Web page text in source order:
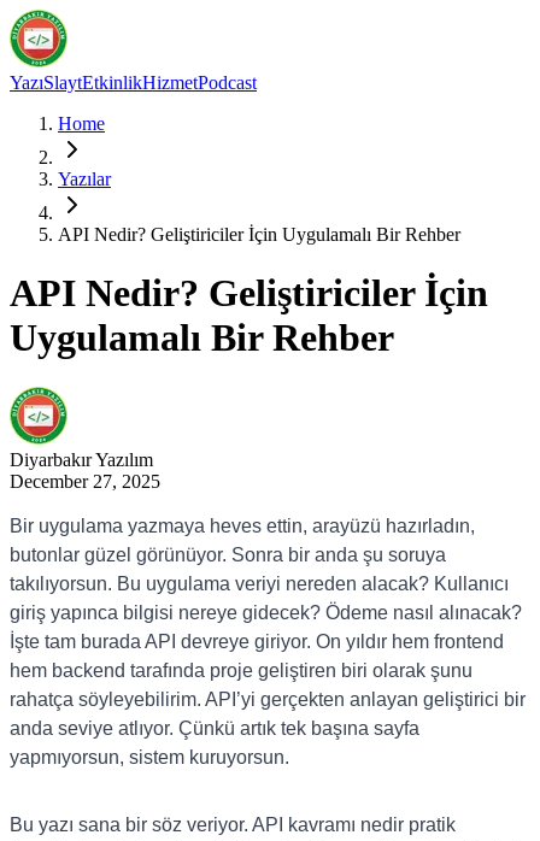
YazıSlaytEtkinlikHizmetPodcast
Home
Yazılar
API Nedir? Geliştiriciler İçin Uygulamalı Bir Rehber
API Nedir? Geliştiriciler İçin
Uygulamalı Bir Rehber
DiyarbakırYazılım
December 27, 2025
Bir uygulama yazmaya heves ettin, arayüzü hazırladın,
butonlar güzel görünüyor. Sonra bir anda şu soruya
takılıyorsun. Bu uygulama veriyi nereden alacak? Kullanıcı
giriş yapınca bilgisi nereye gidecek? Ödeme nasıl alınacak?
İşte tam burada API devreye giriyor. On yıldır hem frontend
hem backend tarafında proje geliştiren biri olarak şunu
rahatça söyleyebilirim. API’yi gerçekten anlayan geliştirici bir
anda seviye atlıyor. Çünkü artık tek başına sayfa
yapmıyorsun, sistem kuruyorsun.
Bu yazı sana bir söz veriyor. API kavramı nedir pratik